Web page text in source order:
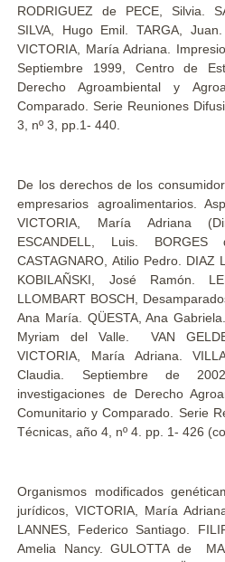
RODRIGUEZ de PECE, Silvia.
SILVA, Hugo Emil. TARGA,
VICTORIA, María Adriana.
Septiembre 1999, Centro de
Derecho Agroambiental y
Comparado. Serie Reuniones
3, nº 3, pp.1- 440.
De los derechos de los
empresarios agroalimentarios.
VICTORIA, María Adriana
ESCANDELL, Luis. BORGES
CASTAGNARO, Atilio Pedro. DIAZ
KOBILAÑSKI, José Ramón.
LLOMBART BOSCH,
Ana María. QÜESTA, Ana
Myriam del Valle. VAN
VICTORIA, María Adriana.
Claudia. Septiembre de
investigaciones de Derecho
Comunitario y Comparado. Serie
Técnicas, año 4, nº 4. pp. 1- 426
Organismos modificados
jurídicos, VICTORIA, María
LANNES, Federico Santiago.
Amelia Nancy. GULOTTA de